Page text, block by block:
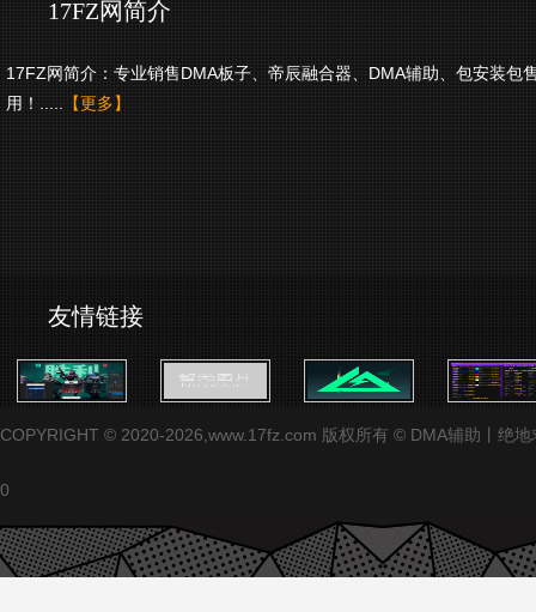
17FZ网简介
17FZ网简介：专业销售DMA板子、帝辰融合器、DMA辅助、包安装包
用！.....
【更多】
友情链接
COPYRIGHT © 2020-2026,www.17fz.com 版权所有 © DMA辅助丨绝
0